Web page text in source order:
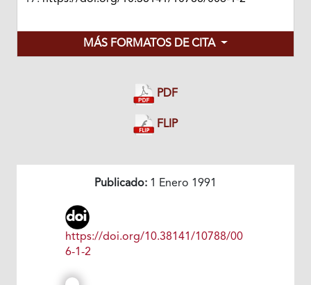
MÁS FORMATOS DE CITA
PDF
FLIP
Publicado: 1 Enero 1991
https://doi.org/10.38141/10788/00
6-1-2